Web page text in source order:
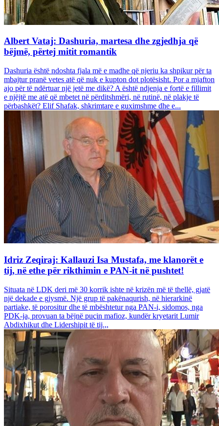
Albert Vataj: Dashuria, martesa dhe zgjedhja që
bëjmë, përtej mitit romantik
Dashuria është ndoshta fjala më e madhe që njeriu ka shpikur për ta
mbajtur pranë vetes atë që nuk e kupton dot plotësisht. Por a mjafton
ajo për të ndërtuar një jetë me dikë? A është ndjenja e fortë e fillimit
e njëjtë me atë që mbetet në përditshmëri, në rutinë, në plakje të
përbashkët? Elif Shafak, shkrimtare e guximshme dhe e...
Idriz Zeqiraj: Kallauzi Isa Mustafa, me klanorët e
tij, në ethe për rikthimin e PAN-it në pushtet!
Situata në LDK deri më 30 korrik ishte në krizën më të thellë, gjatë
një dekade e gjysmë. Një grup të pakënaqurish, në hierarkinë
partiake, të porositur dhe të mbështetur nga PAN-i, sidomos, nga
PDK-ja, provuan ta bëjnë puçin mafioz, kundër kryetarit Lumir
Abdixhikut dhe Lidershipit të tij.,,